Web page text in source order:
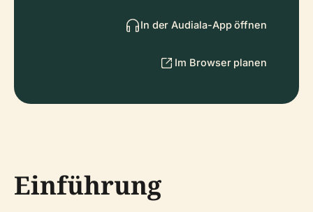
In der Audiala-App öffnen
Im Browser planen
Einführung